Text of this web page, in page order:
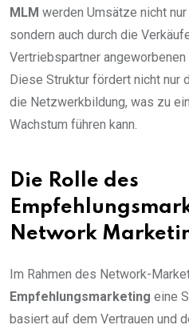
MLM werden Umsätze nicht
sondern auch durch die
Vertriebspartner
Diese Struktur fördert nicht nur
die Netzwerkbildung, was zu
Wachstum führen kann.
Die Rolle des
Network
Im Rahmen des Network-
Empfehlungsmarketing eine
basiert auf dem Vertrauen und